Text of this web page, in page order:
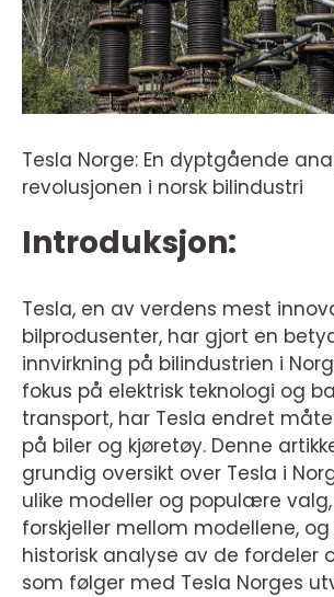
Tesla Norge: En dyptgående
revolusjonen i norsk bilindustri
Introduksjon:
Tesla, en av verdens mest
bilprodusenter, har gjort en
innvirkning på bilindustrien i
fokus på elektrisk teknologi og
transport, har Tesla endret
på biler og kjøretøy. Denne
grundig oversikt over Tesla i
ulike modeller og populære
forskjeller mellom modellene,
historisk analyse av de fordeler
som følger med Tesla Norges